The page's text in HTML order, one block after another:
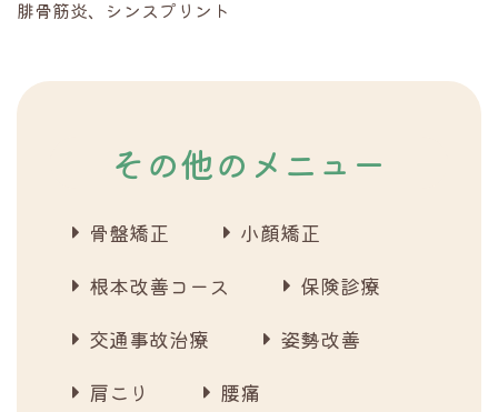
腓骨筋炎、シンスプリント
その他のメニュー
骨盤矯正
小顔矯正
根本改善コース
保険診療
交通事故治療
姿勢改善
肩こり
腰痛